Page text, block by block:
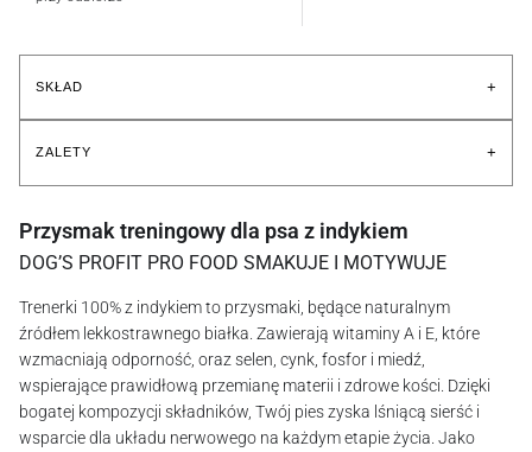
SKŁAD +
ZALETY +
Przysmak treningowy dla psa z indykiem
DOG’S PROFIT PRO FOOD SMAKUJE I MOTYWUJE
Trenerki 100% z indykiem to przysmaki, będące naturalnym
źródłem lekkostrawnego białka. Zawierają witaminy A i E, które
wzmacniają odporność, oraz selen, cynk, fosfor i miedź,
wspierające prawidłową przemianę materii i zdrowe kości. Dzięki
bogatej kompozycji składników, Twój pies zyska lśniącą sierść i
wsparcie dla układu nerwowego na każdym etapie życia. Jako